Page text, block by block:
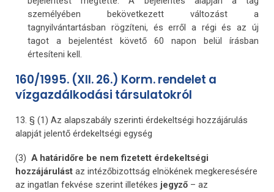
személyében bekövetkezett változást a
tagnyilvántartásban rögzíteni, és erről a régi és az új
tagot a bejelentést követő 60 napon belül írásban
értesíteni kell.
160/1995. (XII. 26.) Korm. rendelet a
vízgazdálkodási társulatokról
13. § (1) Az alapszabály szerinti érdekeltségi hozzájárulás
alapját jelentő érdekeltségi egység
(3)A határidőre be nem fizetett érdekeltségi
hozzájárulást az intézőbizottság elnökének megkeresésére
az ingatlan fekvése szerint illetékes jegyző – az